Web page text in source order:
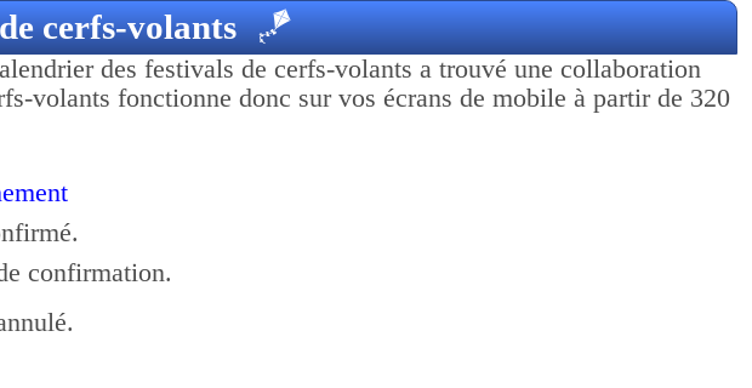
cerfs-volants 🪁
des festivals de cerfs-volants a trouvé une collaboration
volants fonctionne donc sur vos écrans de mobile à partir de 320
confirmation.